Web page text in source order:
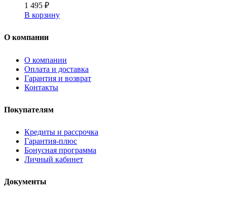
1 495 ₽
В корзину
О компании
О компании
Оплата и доставка
Гарантия и возврат
Контакты
Покупателям
Кредиты и рассрочка
Гарантия-плюс
Бонусная программа
Личный кабинет
Документы